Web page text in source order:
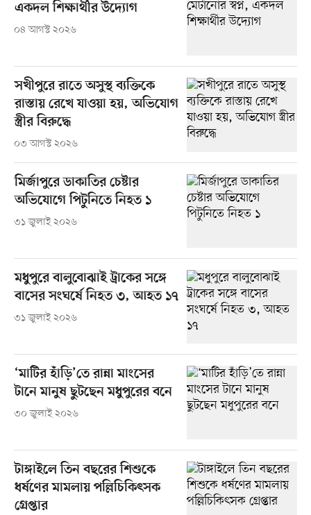
একদল শিক্ষার্থীর উদ্যোগ
০৪ আগস্ট ২০২৬
সখীপুরে রাতে অসুস্থ ব্যক্তিকে
রাস্তায় রেখে যাওয়া হয়, অভিযোগ
স্ত্রীর বিরুদ্ধে
০৩ আগস্ট ২০২৬
মির্জাপুরে ডাকাতির চেষ্টার
অভিযোগে পিটুনিতে নিহত ১
৩১ জুলাই ২০২৬
মধুপুরে বালুবোঝাই ট্রাকের সঙ্গে
বাসের সংঘর্ষে নিহত ৩, আহত ১৭
৩১ জুলাই ২০২৬
‘মাটির হাঁড়ি’তে রান্না মাংসের
টানে মানুষ ছুটছেন মধুপুরের বনে
৩০ জুলাই ২০২৬
টাঙ্গাইলে তিন বছরের শিশুকে
ধর্ষণের মামলায় পল্লিচিকিৎসক
গ্রেপ্তার